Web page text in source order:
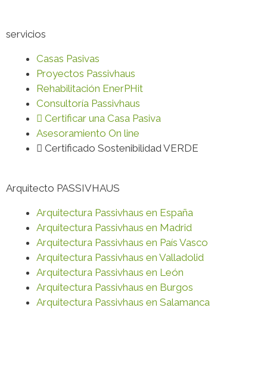
servicios
Casas Pasivas
Proyectos Passivhaus
Rehabilitación EnerPHit
Consultoría Passivhaus
Certificar una Casa Pasiva
Asesoramiento On line
Certificado Sostenibilidad VERDE
Arquitecto PASSIVHAUS
Arquitectura Passivhaus en España
Arquitectura Passivhaus en Madrid
Arquitectura Passivhaus en País Vasco
Arquitectura Passivhaus en Valladolid
Arquitectura Passivhaus en León
Arquitectura Passivhaus en Burgos
Arquitectura Passivhaus en Salamanca